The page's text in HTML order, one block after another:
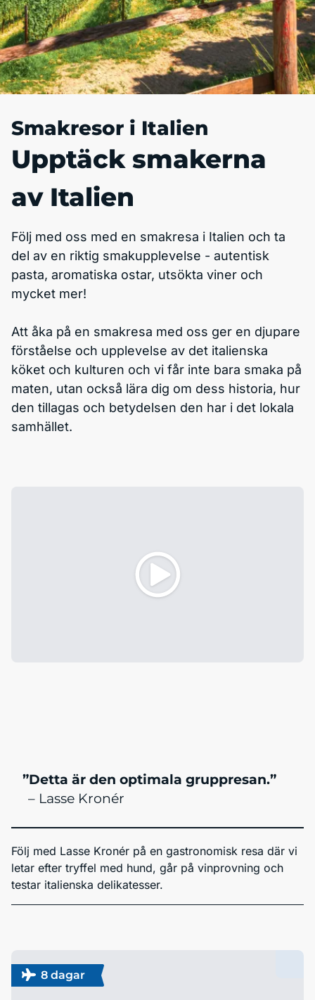
Smakresor i Italien
Upptäck smakerna
av Italien
Följ med oss med en smakresa i Italien och ta
del av en riktig smakupplevelse - autentisk
pasta, aromatiska ostar, utsökta viner och
mycket mer!
Att åka på en smakresa med oss ger en djupare
förståelse och upplevelse av det italienska
köket och kulturen och vi får inte bara smaka på
maten, utan också lära dig om dess historia, hur
den tillagas och betydelsen den har i det lokala
samhället.
”Detta är den optimala gruppresan.”
– Lasse Kronér
Följ med Lasse Kronér på en gastronomisk resa där vi
letar efter tryffel med hund, går på vinprovning och
testar italienska delikatesser.
8 dagar